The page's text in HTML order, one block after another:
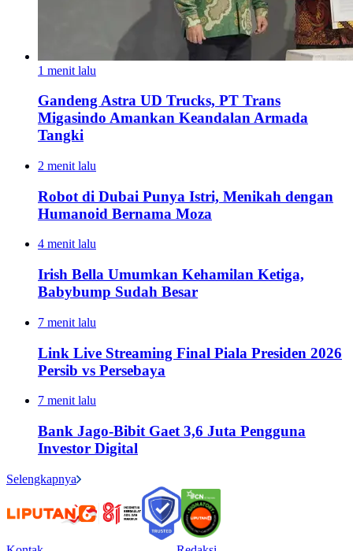
1 menit lalu
Gandeng Astra UD Trucks, PT Trans
Migasindo Amankan Keandalan Armada
Tangki
2 menit lalu
Robot di Dubai Punya Istri, Menikah dengan
Humanoid Bernama Moza
4 menit lalu
Irish Bella Umumkan Kehamilan Ketiga,
Babybump Sudah Besar
7 menit lalu
Link Live Streaming Final Piala Presiden 2026
Persib vs Persebaya
7 menit lalu
Bank Jago-Bibit Gaet 3,6 Juta Pengguna
Investor Digital
Selengkapnya